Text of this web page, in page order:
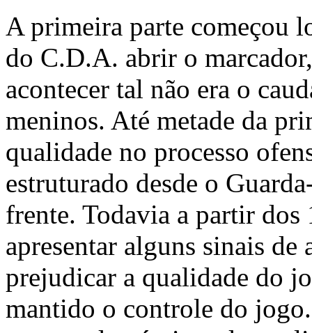
A primeira parte começou
do C.D.A. abrir o
acontecer tal não era o
meninos. Até metade da
qualidade no processo
estruturado desde o
frente. Todavia a partir dos
apresentar alguns sinais de
prejudicar a qualidade do
mantido o controle do